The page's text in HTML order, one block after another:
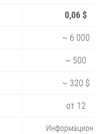
0,06 $
~ 6 000
~ 500
~ 320 $
от 12